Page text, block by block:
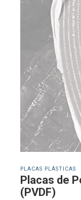
PLACAS PLÁSTICAS
Placas de
(PVDF)